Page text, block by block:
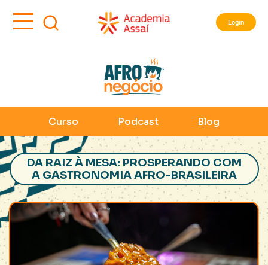
Login
Curso Podcast Blog
DA RAIZ À MESA: PROSPERANDO COM
A GASTRONOMIA AFRO-BRASILEIRA